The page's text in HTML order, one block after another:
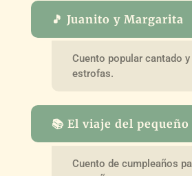
🎵 Juanito y Margarita
Cuento popular cantado
estrofas.
📚 El viaje del pequeño
Cuento de cumpleaños